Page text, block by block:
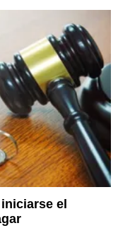
el